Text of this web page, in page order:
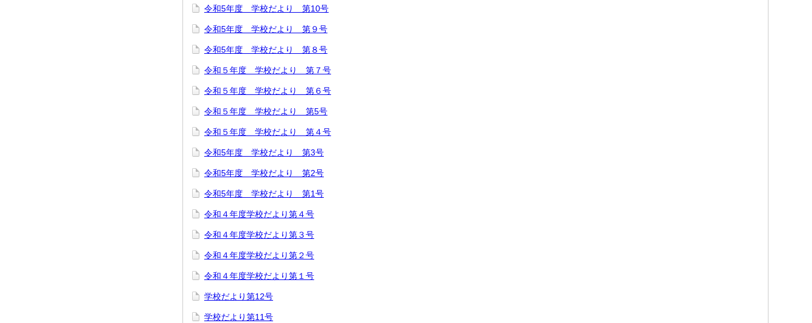
令和5年度 学校だより 第10号
令和5年度 学校だより 第９号
令和5年度 学校だより 第８号
令和５年度 学校だより 第７号
令和５年度 学校だより 第６号
令和５年度 学校だより 第5号
令和５年度 学校だより 第４号
令和5年度 学校だより 第3号
令和5年度 学校だより 第2号
令和5年度 学校だより 第1号
令和４年度学校だより第４号
令和４年度学校だより第３号
令和４年度学校だより第２号
令和４年度学校だより第１号
学校だより第12号
学校だより第11号